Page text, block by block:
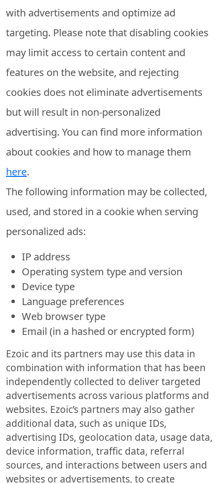
with advertisements and optimize ad
targeting. Please note that disabling cookies
may limit access to certain content and
features on the website, and rejecting
cookies does not eliminate advertisements
but will result in non-personalized
advertising. You can find more information
about cookies and how to manage them
here.
The following information may be collected,
used, and stored in a cookie when serving
personalized ads:
IP address
Operating system type and version
Device type
Language preferences
Web browser type
Email (in a hashed or encrypted form)
Ezoic and its partners may use this data in
combination with information that has been
independently collected to deliver targeted
advertisements across various platforms and
websites. Ezoic’s partners may also gather
additional data, such as unique IDs,
advertising IDs, geolocation data, usage data,
device information, traffic data, referral
sources, and interactions between users and
websites or advertisements, to create